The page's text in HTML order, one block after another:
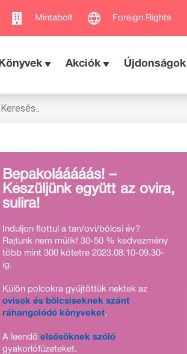
Mintabolt Foreign Rights
Könyvek Akciók Újdonságok
Bepakolááááás! –
Készüljünk együtt az ovira,
sulira!
Induljon flottul a tan/ovi/bölcsi év?
Rajtunk nem múlik! 30-50 % kedvezmény
több mint 300 kötetre 2023.08.10-09.30-
ig.
Külön polcokra gyűjtöttük nektek az
ovisok és bölcsiseknek szánt
ráhangolódó könyveket.
A leendő elsősöknek szóló
gyakorlófüzeteket.